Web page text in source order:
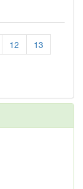
12
13